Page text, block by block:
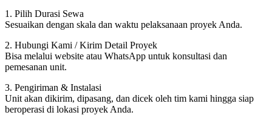
1. Pilih Durasi Sewa
Sesuaikan dengan skala dan waktu pelaksanaan proyek Anda.
2. Hubungi Kami / Kirim Detail Proyek
Bisa melalui website atau WhatsApp untuk konsultasi dan
pemesanan unit.
3. Pengiriman & Instalasi
Unit akan dikirim, dipasang, dan dicek oleh tim kami hingga siap
beroperasi di lokasi proyek Anda.